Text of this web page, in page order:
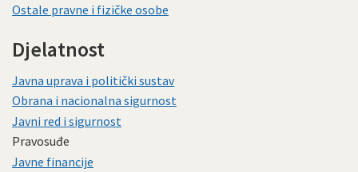
Ostale pravne i fizičke osobe
Djelatnost
Javna uprava i politički sustav
Obrana i nacionalna sigurnost
Javni red i sigurnost
Pravosuđe
Javne financije